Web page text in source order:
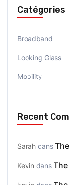
Catégories
Broadband
Looking Glass
Mobility
Recent
Sarah dans
Kevin dans